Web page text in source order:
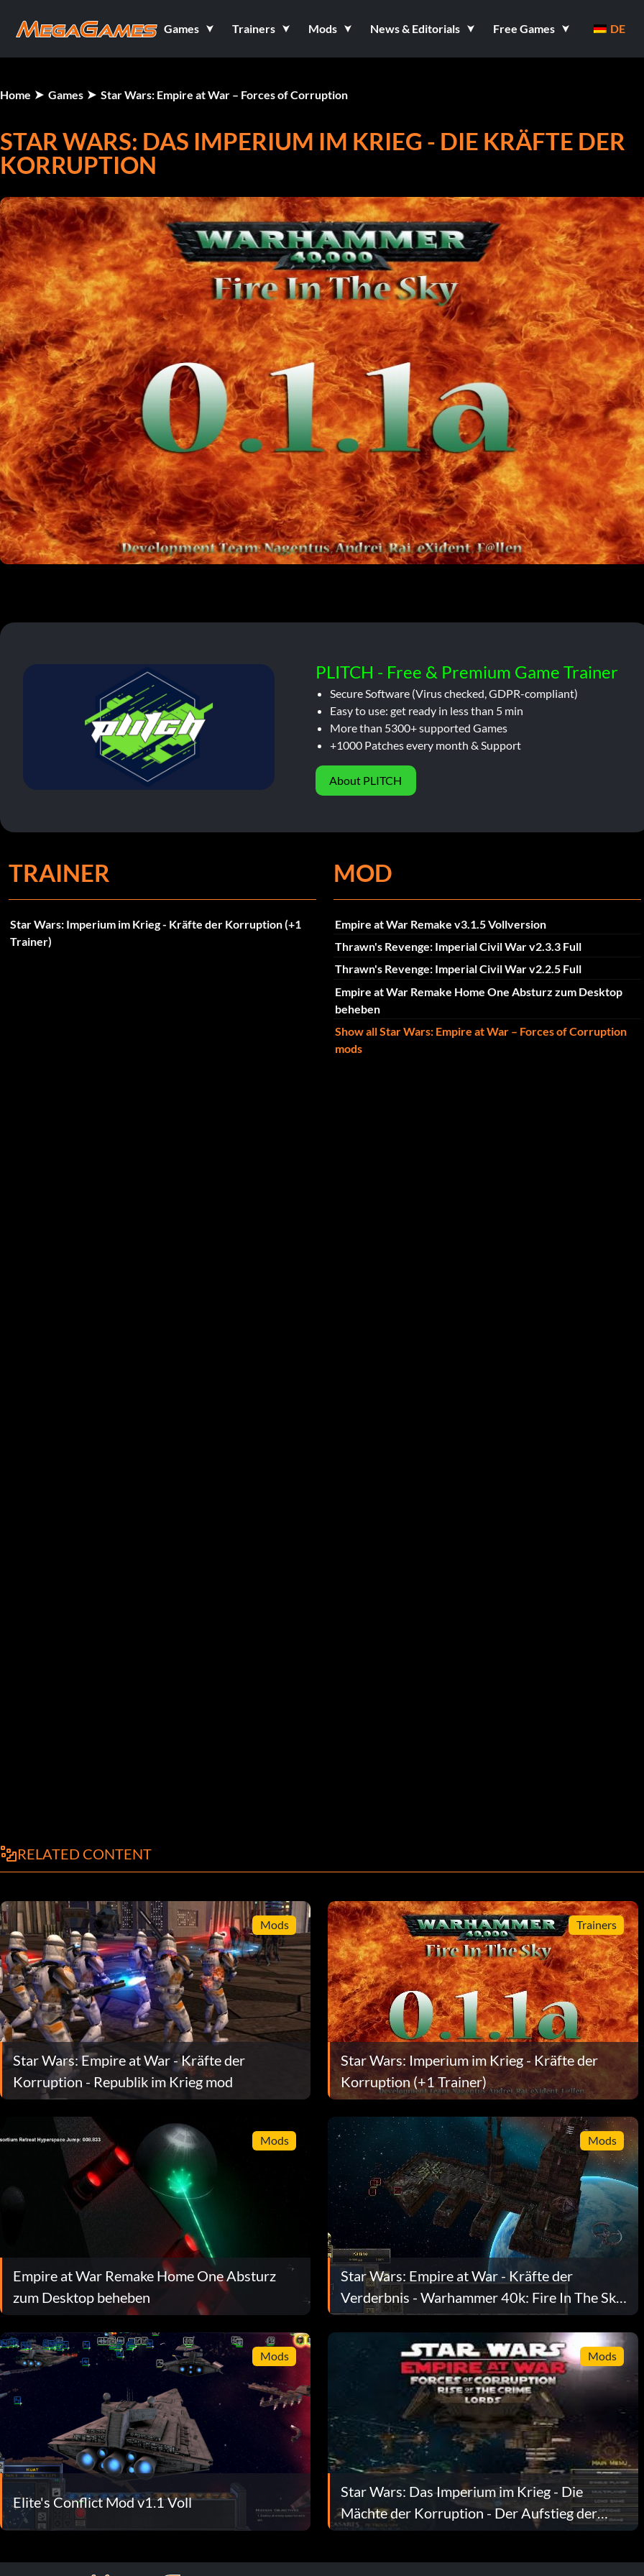
Games Trainers Mods News & Editorials Free Games DE
Home Games Star Wars: Empire at War – Forces of Corruption
STAR WARS: DAS IMPERIUM IM KRIEG - DIE KRÄFTE DER
KORRUPTION
PLITCH - Free & Premium Game Trainer
Secure Software (Virus checked, GDPR-compliant)
Easy to use: get ready in less than 5 min
More than 5300+ supported Games
+1000 Patches every month & Support
About PLITCH
TRAINER
Star Wars: Imperium im Krieg - Kräfte der Korruption (+1
Trainer)
MOD
Empire at War Remake v3.1.5 Vollversion
Thrawn's Revenge: Imperial Civil War v2.3.3 Full
Thrawn's Revenge: Imperial Civil War v2.2.5 Full
Empire at War Remake Home One Absturz zum Desktop
beheben
Show all Star Wars: Empire at War – Forces of Corruption
mods
RELATED CONTENT
Mods
Star Wars: Empire at War - Kräfte der
Korruption - Republik im Krieg mod
Trainers
Star Wars: Imperium im Krieg - Kräfte der
Korruption (+1 Trainer)
Mods
Empire at War Remake Home One Absturz
zum Desktop beheben
Mods
Star Wars: Empire at War - Kräfte der
Verderbnis - Warhammer 40k: Fire In The Sky
v0.1 Alpha
Mods
Elite's Conflict Mod v1.1 Voll
Mods
Star Wars: Das Imperium im Krieg - Die
Mächte der Korruption - Der Aufstieg der
Verbrecherfürsten v2.0